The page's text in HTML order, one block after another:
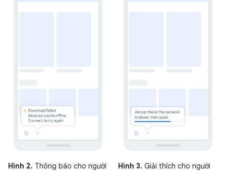
Hình 2. Thông báo cho người
Hình 3. Giải thích cho người